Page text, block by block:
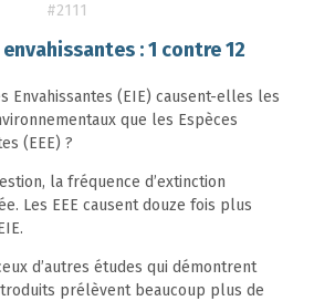
#2111
: 1 contre 12
Envahissantes (EIE) causent-elles les
que les Espèces
(EEE) ?
la fréquence d’extinction
Les EEE causent douze fois plus
d’autres études qui démontrent
prélèvent beaucoup plus de